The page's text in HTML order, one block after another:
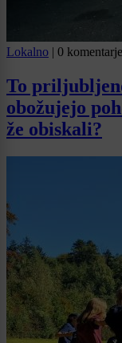
Lokalno | 0
To
obožujejo
že obiskali?